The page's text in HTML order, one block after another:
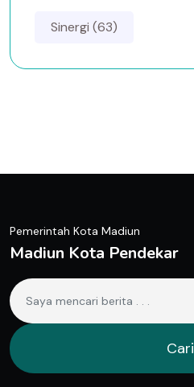
Sinergi (63)
Pemerintah Kota Madiun
Madiun Kota Pendekar
Cari